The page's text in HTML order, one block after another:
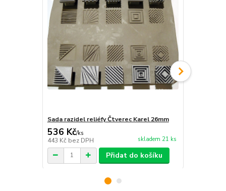
Sada razidel reliéfy Čtverec Karel 26mm
536 Kč/ks
443 Kč bez DPH skladem 21 ks
Přidat do košíku